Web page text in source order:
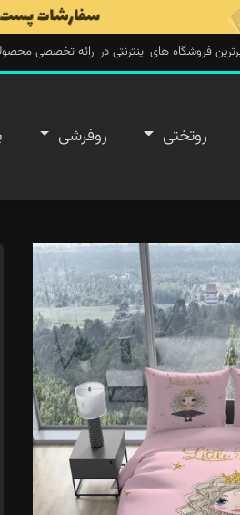
های اینترنتی در ارائه تخصصی محصولات نساجی
روتختی روفرشی